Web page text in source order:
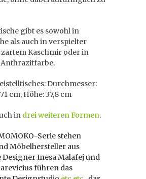
gibt es sowohl in
als auch in verspielter
Kaschmir oder in
Durchmesser:
cm, Höhe: 37,8 cm
in drei weiteren Formen.
Serie stehen
Möbelhersteller aus
Designer Inesa Malafej und
führen das